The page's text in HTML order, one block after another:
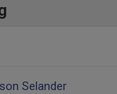
Selander